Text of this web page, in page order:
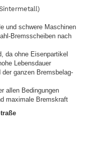
und schwere Maschinen
Bremsscheiben nach
da ohne Eisenpartikel
Lebensdauer
ganzen Bremsbelag-
allen Bedingungen
maximale Bremskraft